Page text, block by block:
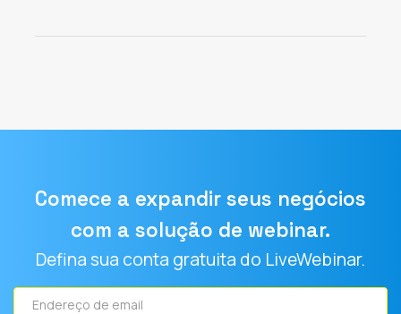
Comece a expandir seus negócios
com a solução de webinar.
Defina sua conta gratuita do LiveWebinar.
Endereço